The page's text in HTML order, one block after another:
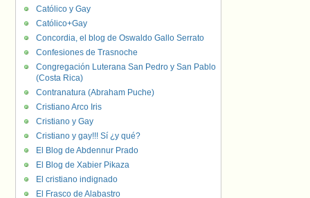
Católico y Gay
Católico+Gay
Concordia, el blog de Oswaldo Gallo Serrato
Confesiones de Trasnoche
Congregación Luterana San Pedro y San Pablo
(Costa Rica)
Contranatura (Abraham Puche)
Cristiano Arco Iris
Cristiano y Gay
Cristiano y gay!!! Sí ¿y qué?
El Blog de Abdennur Prado
El Blog de Xabier Pikaza
El cristiano indignado
El Frasco de Alabastro